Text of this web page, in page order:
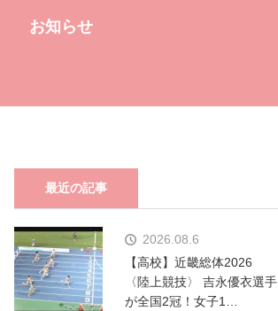
お知らせ
最近の記事
2026.08.6
【高校】近畿総体2026
〈陸上競技〉 吉永優衣選手
が全国2冠！女子1…